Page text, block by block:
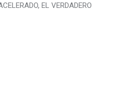
EL VERDADERO